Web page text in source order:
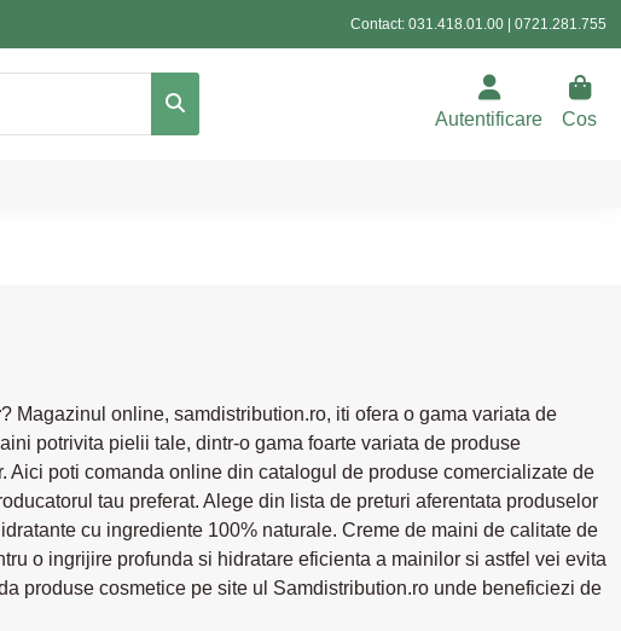
Contact: 031.418.01.00 0721.281.755
Autentificare Cos
? Magazinul online, samdistribution.ro, iti ofera o gama variata de
potrivita pielii tale, dintr-o gama foarte variata de produse
poti comanda online din catalogul de produse comercializate de
tau preferat. Alege din lista de preturi aferentata produselor
cu ingrediente 100% naturale. Creme de maini de calitate de
o ingrijire profunda si hidratare eficienta a mainilor si astfel vei evita
produse cosmetice pe site ul Samdistribution.ro unde beneficiezi de